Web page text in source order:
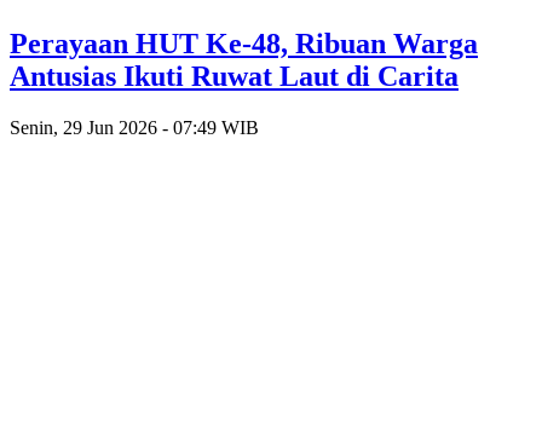
Perayaan HUT Ke-48, Ribuan Warga
Antusias Ikuti Ruwat Laut di Carita
Senin, 29 Jun 2026 - 07:49 WIB